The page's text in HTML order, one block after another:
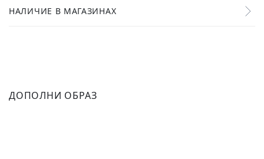
НАЛИЧИЕ В МАГАЗИНАХ
ДОПОЛНИ ОБРАЗ